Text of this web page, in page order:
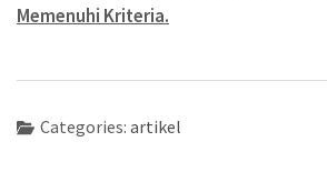
Memenuhi Kriteria.
Categories: artikel